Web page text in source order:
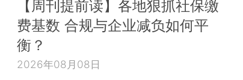
【周刊提前读】各地狠抓社保缴
费基数 合规与企业减负如何平
衡？
2026年08月08日